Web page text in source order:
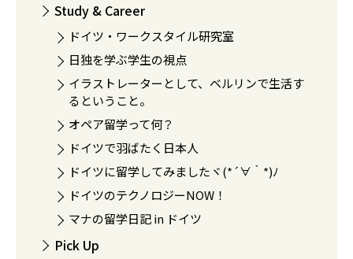
Study & Career
ドイツ・ワークスタイル研究室
日独を学ぶ学生の視点
イラストレーターとして、ベルリンで生活す
るということ。
オペア留学って何？
ドイツで羽ばたく日本人
ドイツに留学してみましたヾ(*´∀｀*)ﾉ
ドイツのテクノロジーNOW！
マナの留学日記 in ドイツ
Pick Up